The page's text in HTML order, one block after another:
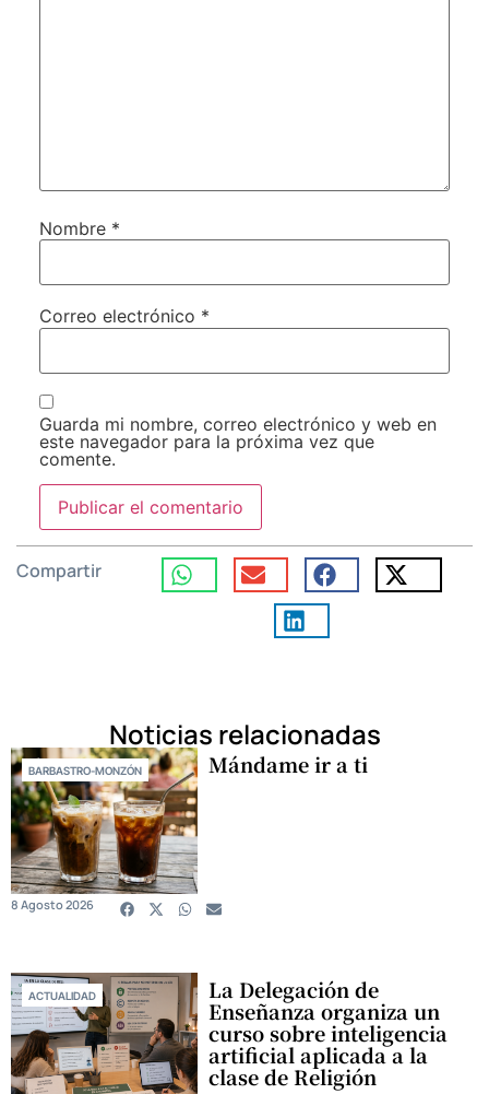
Nombre *
Correo electrónico *
Guarda mi nombre, correo electrónico y web en
este navegador para la próxima vez que
comente.
Compartir
Noticias relacionadas
BARBASTRO-MONZÓN Mándame ir a ti
8 Agosto 2026
ACTUALIDAD La Delegación de
Enseñanza organiza un
curso sobre inteligencia
artificial aplicada a la
clase de Religión